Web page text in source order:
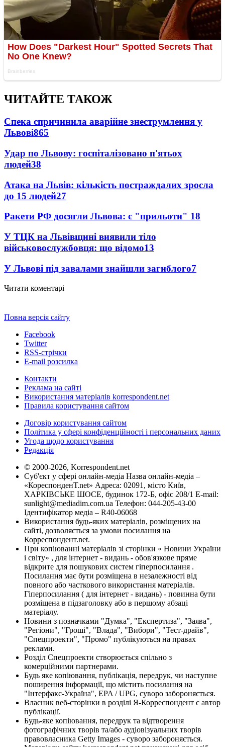
ЧИТАЙТЕ ТАКОЖ
Спека спричинила аварійне знеструмлення у
Львові865
Удар по Львову: госпіталізовано п'ятьох
людей38
Атака на Львів: кількість постраждалих зросла
до 15 людей27
Ракети РФ досягли Львова: є "прильоти" 18
У ТЦК на Львівщині виявили тіло
військовослужбовця: що відомо13
У Львові під завалами знайшли загиблого7
Читати коментарі
Повна версія сайту
Facebook
Twitter
RSS-стрічки
E-mail розсилка
Контакти
Реклама на сайті
Використання матеріалів korrespondent.net
Правила користування сайтом
Договір користування сайтом
Політика у сфері конфіденційності і персональних даних
Угода щодо користування
Редакція
© 2000-2026, Korrespondent.net
Суб'єкт у сфері онлайн-медіа Назва онлайн-медіа –
«КореспонденТ.net» Адреса: 02091, місто Київ,
ХАРКІВСЬКЕ ШОСЕ, будинок 172-Б, офіс 208/1 E-mail:
sunlight@mediadim.com.ua Телефон: 044-205-43-00
Ідентифікатор медіа – R40-06068
Використання будь-яких матеріалів, розміщених на
сайті, дозволяється за умови посилання на
Корреспондент.net.
При копіюванні матеріалів зі сторінки « Новини України
і світу» , для інтернет - видань - обов'язкове пряме
відкрите для пошукових систем гіперпосилання .
Посилання має бути розміщена в незалежності від
повного або часткового використання матеріалів.
Гіперпосилання ( для інтернет - видань) - повинна бути
розміщена в підзаголовку або в першому абзаці
матеріалу.
Новини з позначками "Думка", "Експертиза", "Заява",
"Регіони", "Гроші", "Влада", "Вибори", "Тест-драйв",
"Спецпроекти", "Промо" публікуються на правах
реклами.
Розділ Спецпроекти створюється спільно з
комерційними партнерами.
Будь яке копіювання, публікація, передрук, чи наступне
поширення інформації, що містить посилання на
"Інтерфакс-Україна", EPA / UPG, суворо забороняється.
Власник веб-сторінки в розділі Я-Корреспондент є автор
публікації.
Будь-яке копіювання, передрук та відтворення
фотографічних творів та/або аудіовізуальних творів
правовласника Getty Images - суворо забороняється.